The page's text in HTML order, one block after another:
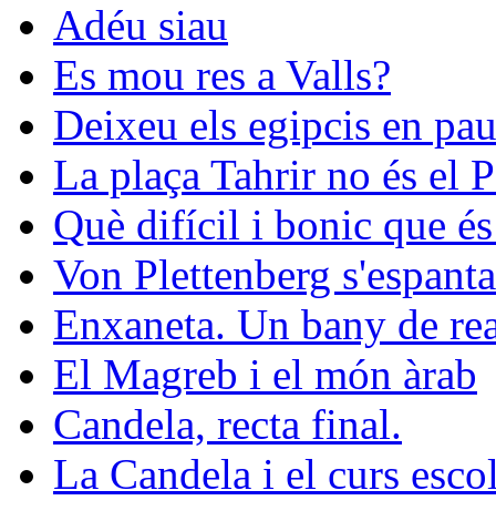
Adéu siau
Es mou res a Valls?
Deixeu els egipcis en
La plaça Tahrir no és el
Què difícil i bonic que és
Von Plettenberg s'espanta
Enxaneta. Un bany de
El Magreb i el món àrab
Candela, recta final.
La Candela i el curs